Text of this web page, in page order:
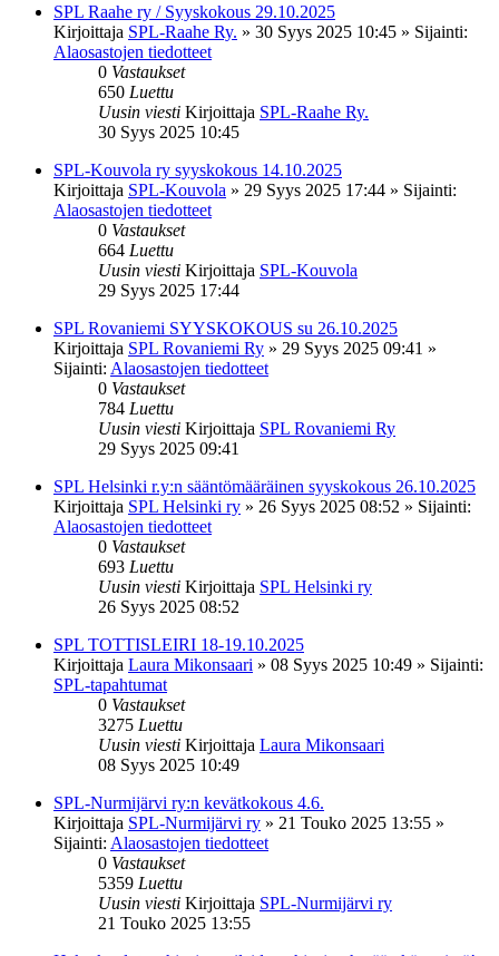
SPL Raahe ry / Syyskokous 29.10.2025
Kirjoittaja SPL-Raahe Ry. » 30 Syys 2025 10:45 » Sijainti:
Alaosastojen tiedotteet
0 Vastaukset
650 Luettu
Uusin viesti Kirjoittaja SPL-Raahe Ry.
30 Syys 2025 10:45
SPL-Kouvola ry syyskokous 14.10.2025
Kirjoittaja SPL-Kouvola » 29 Syys 2025 17:44 » Sijainti:
Alaosastojen tiedotteet
0 Vastaukset
664 Luettu
Uusin viesti Kirjoittaja SPL-Kouvola
29 Syys 2025 17:44
SPL Rovaniemi SYYSKOKOUS su 26.10.2025
Kirjoittaja SPL Rovaniemi Ry » 29 Syys 2025 09:41 »
Sijainti: Alaosastojen tiedotteet
0 Vastaukset
784 Luettu
Uusin viesti Kirjoittaja SPL Rovaniemi Ry
29 Syys 2025 09:41
SPL Helsinki r.y:n sääntömääräinen syyskokous 26.10.2025
Kirjoittaja SPL Helsinki ry » 26 Syys 2025 08:52 » Sijainti:
Alaosastojen tiedotteet
0 Vastaukset
693 Luettu
Uusin viesti Kirjoittaja SPL Helsinki ry
26 Syys 2025 08:52
SPL TOTTISLEIRI 18-19.10.2025
Kirjoittaja Laura Mikonsaari » 08 Syys 2025 10:49 » Sijainti:
SPL-tapahtumat
0 Vastaukset
3275 Luettu
Uusin viesti Kirjoittaja Laura Mikonsaari
08 Syys 2025 10:49
SPL-Nurmijärvi ry:n kevätkokous 4.6.
Kirjoittaja SPL-Nurmijärvi ry » 21 Touko 2025 13:55 »
Sijainti: Alaosastojen tiedotteet
0 Vastaukset
5359 Luettu
Uusin viesti Kirjoittaja SPL-Nurmijärvi ry
21 Touko 2025 13:55